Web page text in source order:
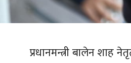
प्रधानमन्त्री बालेन शाह